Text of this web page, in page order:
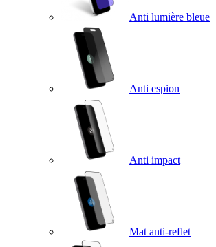
Anti lumière bleue
Anti espion
Anti impact
Mat anti-reflet